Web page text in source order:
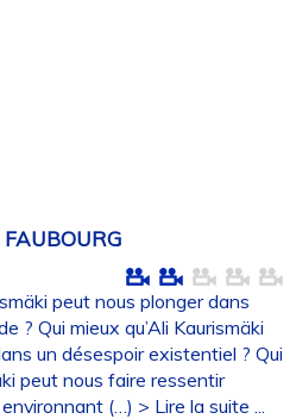
FAUBOURG
peut nous plonger dans
? Qui mieux qu’Ali Kaurismäki
un désespoir existentiel ? Qui
peut nous faire ressentir
environnant (…) > Lire la suite ...